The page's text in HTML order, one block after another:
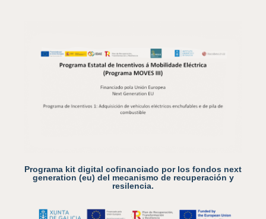
Programa kit digital cofinanciado por los fondos next
generation (eu) del mecanismo de recuperación y
resilencia.